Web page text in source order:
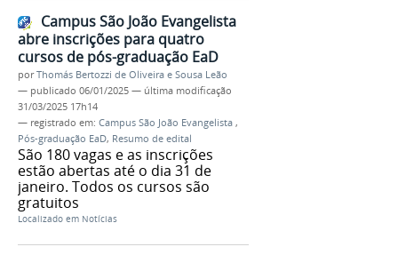
Campus São João Evangelista
abre inscrições para quatro
cursos de pós-graduação EaD
porThomás Bertozzi de Oliveira e Sousa Leão
— publicado 06/01/2025 — última modificação
31/03/2025 17h14
— registrado em: Campus São João Evangelista ,
Pós-graduação EaD, Resumo de edital
São 180 vagas e as inscrições
estão abertas até o dia 31 de
janeiro. Todos os cursos são
gratuitos
Localizado em Notícias